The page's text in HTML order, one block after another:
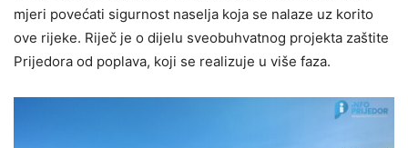
mjeri povećati sigurnost naselja koja se nalaze uz korito
ove rijeke. Riječ je o dijelu sveobuhvatnog projekta zaštite
Prijedora od poplava, koji se realizuje u više faza.